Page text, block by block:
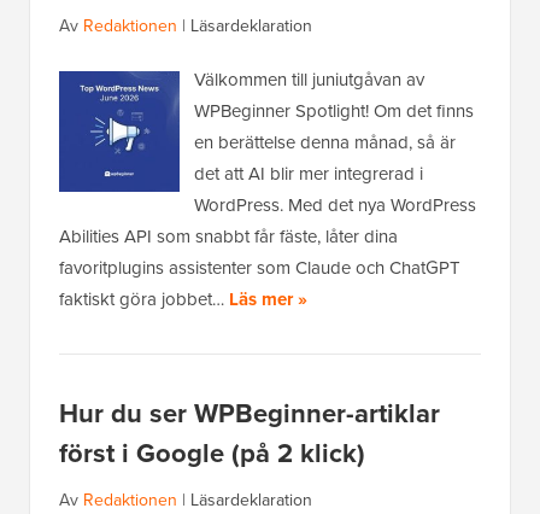
Av Redaktionen | Läsardeklaration
Välkommen till juniutgåvan av
WPBeginner Spotlight! Om det finns
en berättelse denna månad, så är
det att AI blir mer integrerad i
WordPress. Med det nya WordPress
Abilities API som snabbt får fäste, låter dina
favoritplugins assistenter som Claude och ChatGPT
faktiskt göra jobbet… Läs mer »
Hur du ser WPBeginner-artiklar
först i Google (på 2 klick)
Av Redaktionen | Läsardeklaration